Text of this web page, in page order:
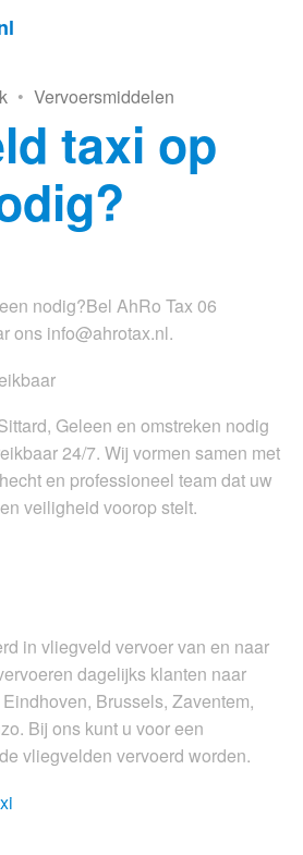
• Vervoersmiddelen
taxi op
nodig?Bel AhRo Tax 06
ons info@ahrotax.nl.
Geleen en omstreken nodig
24/7. Wij vormen samen met
en professioneel team dat uw
veiligheid voorop stelt.
in vliegveld vervoer van en naar
dagelijks klanten naar
Brussels, Zaventem,
Bij ons kunt u voor een
vliegvelden vervoerd worden.